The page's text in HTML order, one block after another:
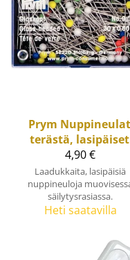
Prym
terästä, lasipäiset
4,90 €
Laadukkaita, lasipäisiä
nuppineuloja
säilytysrasiassa.
Heti saatavilla